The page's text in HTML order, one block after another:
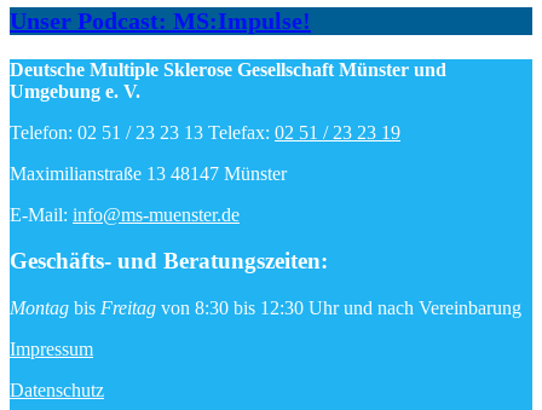
Unser Podcast: MS:Impulse!
Deutsche Multiple Sklerose Gesellschaft Münster und
Umgebung e. V.
Telefon: 02 51 / 23 23 13 Telefax: 02 51 / 23 23 19
Maximilianstraße 13 48147 Münster
E-Mail: info@ms-muenster.de
Geschäfts- und Beratungszeiten:
Montag bis Freitag von 8:30 bis 12:30 Uhr und nach Vereinbarung
Impressum
Datenschutz